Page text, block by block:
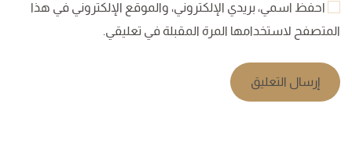
احفظ اسمي، بريدي الإلكتروني، والموقع الإلكتروني في هذا
المتصفح لاستخدامها المرة المقبلة في تعليقي.
إرسال التعليق